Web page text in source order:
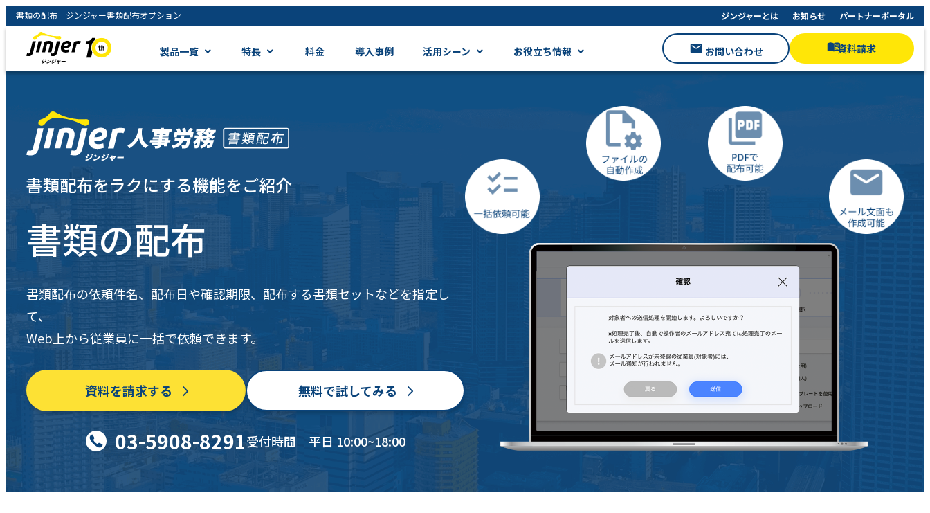
書類の配布｜ジンジャー書類配布オプション ジンジャーとは お知らせ パートナーポータル
製品一覧 特長 料金 導入事例 活用シーン お役立ち情報 お問い合わせ 資料請求
書類配布をラクにする機能をご紹介
書類の配布
書類配布の依頼件名、配布日や確認期限、配布する書類セットなどを指定し
て、
Web上から従業員に一括で依頼できます。
資料を請求する 無料で試してみる
03-5908-8291受付時間 平日 10:00~18:00